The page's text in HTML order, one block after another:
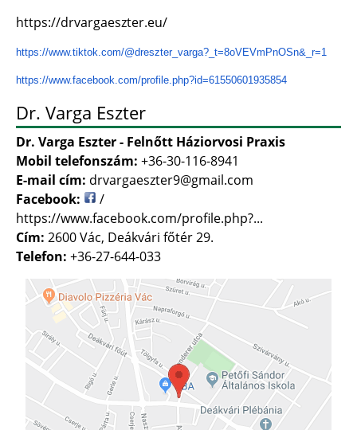
https://drvargaeszter.eu/
https://www.tiktok.com/@dreszter_varga?_t=8oVEVmPnOSn& _r=1
https://www.facebook.com/profile.php?id=61550601935854
Dr. Varga Eszter
Dr. Varga Eszter - Felnőtt Háziorvosi Praxis
Mobil telefonszám: +36-30-116-8941
E-mail cím: drvargaeszter9@gmail.com
Facebook:
/
https://www.facebook.com/profile.php?...
Cím: 2600 Vác, Deákvári főtér 29.
Telefon: +36-27-644-033